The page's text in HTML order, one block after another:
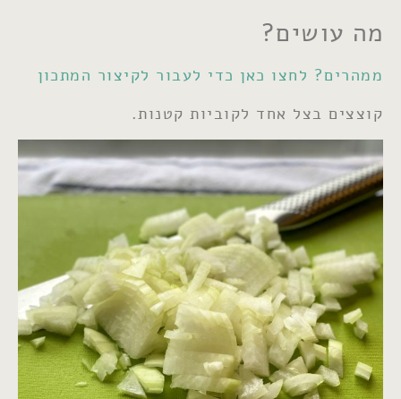
מה עושים?
ממהרים?לחצו כאן כדי לעבור לקיצור המתכון
קוצצים בצל אחד לקוביות קטנות.